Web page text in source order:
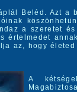
Beléd. Azt a
a szeretet
értelmedet
az, hogy
A